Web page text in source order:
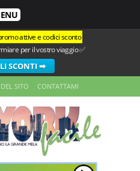
attive e codici sconto
per il vostro viaggio ✅
SCONTI ➡
SITO CONTATTAMI